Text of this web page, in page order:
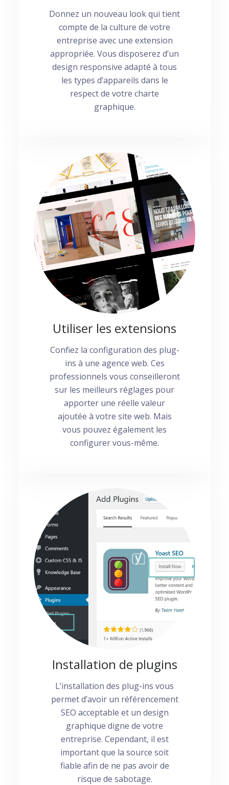
Donnez un nouveau look qui tient
compte de la culture de votre
entreprise avec une extension
appropriée. Vous disposerez d’un
design responsive adapté à tous
les types d’appareils dans le
respect de votre charte
graphique.
Utiliser les extensions
Confiez la configuration des plug-
ins à une agence web. Ces
professionnels vous conseilleront
sur les meilleurs réglages pour
apporter une réelle valeur
ajoutée à votre site web. Mais
vous pouvez également les
configurer vous-même.
Installation de plugins
L’installation des plug-ins vous
permet d’avoir un référencement
SEO acceptable et un design
graphique digne de votre
entreprise. Cependant, il est
important que la source soit
fiable afin de ne pas avoir de
risque de sabotage.